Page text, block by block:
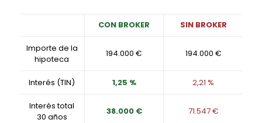
CON BROKER SIN BROKER
Importe de la
hipoteca
194.000 € 194.000 €
Interés (TIN) 1,25 % 2,21 %
Interés total
30 años
38.000 € 71.547 €